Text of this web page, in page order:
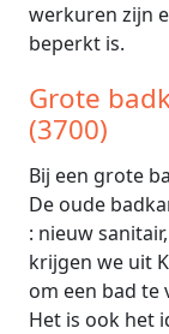
werkuren zijn
beperkt is.
Grote
(3700)
Bij een grote
De oude
: nieuw
krijgen we uit
om een bad te
Het is ook het